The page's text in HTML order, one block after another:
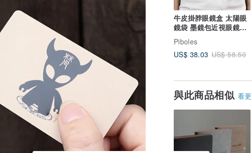
牛皮掛脖眼鏡盒 太陽眼
鏡袋 墨鏡包近視眼鏡盒
帶卡槽
Piboles
US$ 38.03 US$ 58.50
與此商品相似 看